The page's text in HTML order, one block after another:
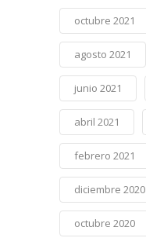
octubre 2021
agosto 2021
junio 2021
abril 2021
febrero 2021
diciembre 2020
octubre 2020